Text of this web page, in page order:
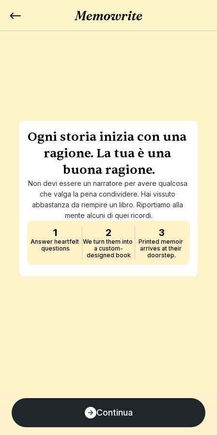
Ogni storia inizia con una
ragione. La tua è una
buona ragione.
Non devi essere un narratore per avere qualcosa
che valga la pena condividere. Hai vissuto
abbastanza da riempire un libro. Riportiamo alla
mente alcuni di quei ricordi.
1
Answer heartfelt
questions
2
We turn them into
a custom-
designed book
3
Printed memoir
arrives at their
doorstep.
Continua